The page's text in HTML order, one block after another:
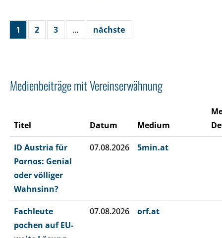
1 2 3 … nächste
Medienbeiträge mit Vereinserwähnung
Titel Datum Medium
ID Austria für
Pornos: Genial
oder völliger
Wahnsinn?
07.08.2026 5min.at
Fachleute
pochen auf EU-
07.08.2026 orf.at